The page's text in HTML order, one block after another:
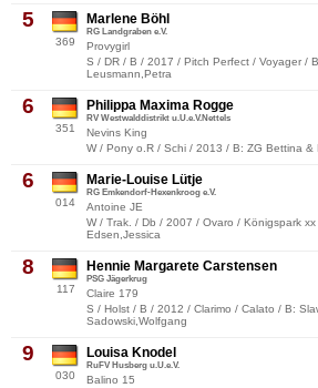
5
369
Marlene Böhl
RG Landgraben e.V.
Provygirl
S / DR / B / 2017 / Pitch Perfect / Voyager /
Leusmann,Petra
6
351
Philippa Maxima Rogge
RV Westwalddistrikt u.U.e.V.Nettels
Nevins King
W / Pony o.R / Schi / 2013 / B: ZG Bettina &
6
014
Marie-Louise Lütje
RG Emkendorf-Hexenkroog e.V.
Antoine JE
W / Trak. / Db / 2007 / Ovaro / Königspark
Edsen,Jessica
8
117
Hennie Margarete Carstensen
PSG Jägerkrug
Claire 179
S / Holst / B / 2012 / Clarimo / Calato / B:
Sadowski,Wolfgang
9
030
Louisa Knodel
RuFV Husberg u.U.e.V.
Balino 15